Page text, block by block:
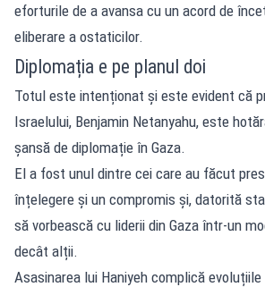
eforturile de a avansa cu un acord de
eliberare a ostaticilor.
Diplomația e pe planul doi
Totul este intenționat și este evident că
Israelului, Benjamin Netanyahu, este
șansă de diplomație în Gaza.
El a fost unul dintre cei care au făcut
înțelegere și un compromis și, datorită
să vorbească cu liderii din Gaza într-un
decât alții.
Asasinarea lui Haniyeh complică